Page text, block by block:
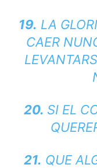
19. LA
CAER
20. SI EL
21. QUE